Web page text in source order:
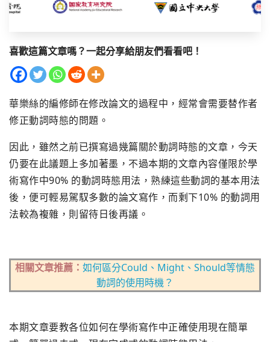
喜歡這篇文章嗎？一起分享給朋友們看看吧！
華樂絲的編修師在修改論文的過程中，經常會需要替作者
修正動詞時態的問題。
因此，雖然之前已撰寫過幾篇關於動詞時態的文章，今天
仍要在此議題上多加著墨，不過本期的文章內容僅限於學
術寫作中90% 的動詞時態用法，熟練這些動詞的基本用法
後，便可輕易駕馭多數的論文寫作，而剩下10% 的動詞用
法較為複雜，則留待日後再議。
相關文章推薦： 如何區分Could、Might、Should等情態
動詞的使用時機？
本期文章要教各位如何在學術寫作中正確使用現在簡單